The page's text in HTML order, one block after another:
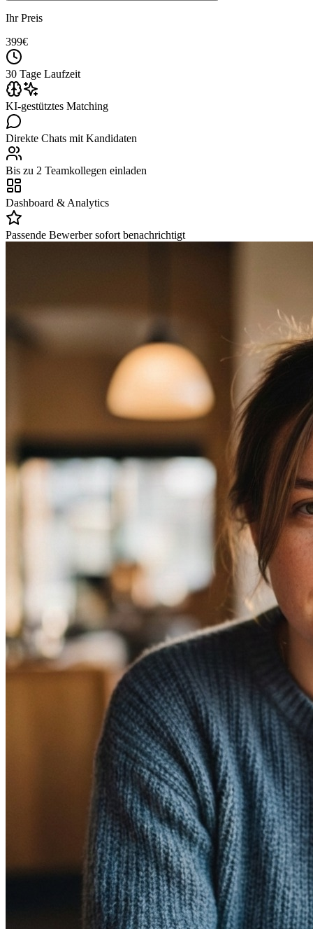
Ihr Preis
399€
30 Tage Laufzeit
KI-gestütztes Matching
Direkte Chats mit Kandidaten
Bis zu 2 Teamkollegen einladen
Dashboard & Analytics
Passende Bewerber sofort benachrichtigt